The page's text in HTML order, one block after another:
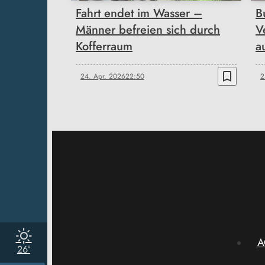
26°
Fahrt endet im Wasser –
Männer befreien sich durch
Kofferraum
24. Apr. 202622:50 bookmark_border